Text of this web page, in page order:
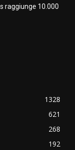
raggiunge 10.000
1328
621
268
192